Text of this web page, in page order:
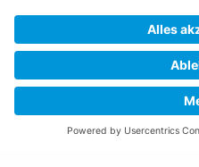
Montag bis Donnerstag:
08:00 – 11:30 und 13:30 –
(vor Feiertagen bis 16:00 Uhr)
Freitag:
08:00 – 11:30 Uhr